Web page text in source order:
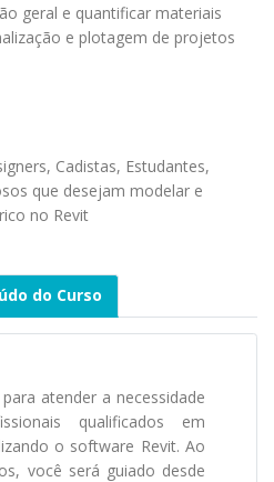
geral e quantificar materiais
e plotagem de projetos
Cadistas, Estudantes,
que desejam modelar e
no Revit
do Curso
atender a necessidade
qualificados em
o software Revit. Ao
você será guiado desde